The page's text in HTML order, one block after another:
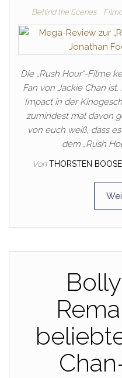
Behind the Scenes
Die „Rush Hour“-Filme
Fan von Jackie Chan
Impact in der
zumindest mal davon
von euch weiß, dass
dem „Rush
Von THORSTEN BOOSE